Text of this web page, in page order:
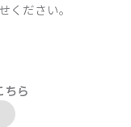
ください。
ちら